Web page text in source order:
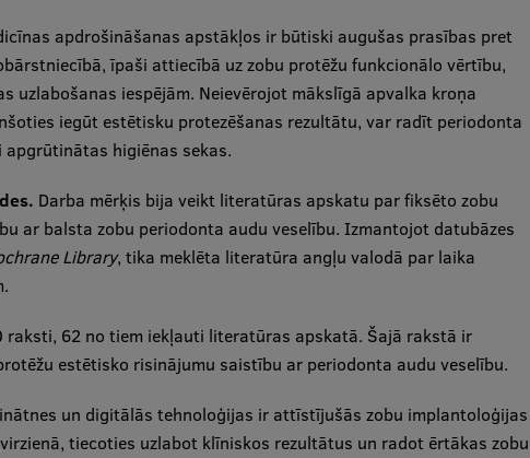
apdrošināšanas apstākļos ir būtiski augušas prasības pret
īpaši attiecībā uz zobu protēžu funkcionālo vērtību,
uzlabošanas iespējām. Neievērojot mākslīgā apvalka kroņa
iegūt estētisku protezēšanas rezultātu, var radīt periodonta
higiēnas sekas.
Darba mērķis bija veikt literatūras apskatu par fiksēto zobu
ar balsta zobu periodonta audu veselību. Izmantojot datubāzes
Library, tika meklēta literatūra angļu valodā par laika
62 no tiem iekļauti literatūras apskatā. Šajā rakstā ir
estētisko risinājumu saistību ar periodonta audu veselību.
un digitālās tehnoloģijas ir attīstījušās zobu implantoloģijas
tiecoties uzlabot klīniskos rezultātus un radot ērtākas zobu